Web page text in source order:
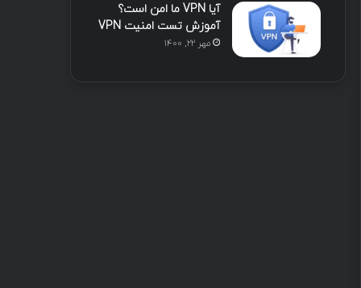
آیا VPN ما امن است؟
آموزش تست امنیت VPN
مهر ۲۲, ۱۴۰۰